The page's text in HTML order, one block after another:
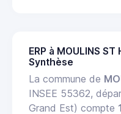
ERP à MOULINS
Synthèse
La commune de
INSEE 55362,
Grand Est) compte